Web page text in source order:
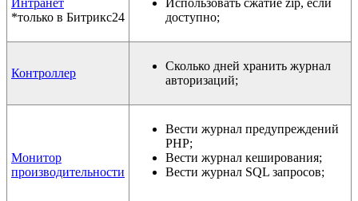
Интранет
*только в Битрикс24
Использовать сжатие zip, если
доступно;
Контроллер
Сколько дней хранить журнал
авторизаций;
Монитор
производительности
Вести журнал предупреждений
PHP;
Вести журнал кеширования;
Вести журнал SQL запросов;